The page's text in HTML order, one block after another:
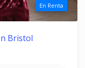
En Renta
Bristol